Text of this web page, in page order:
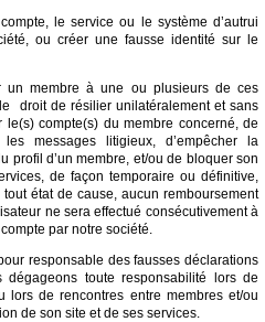
le service ou le système d’autrui
ou créer une fausse identité sur le
un membre à une ou plusieurs de ces
droit de résilier unilatéralement et sans
compte(s) du membre concerné, de
les messages litigieux, d’empêcher la
profil d’un membre, et/ou de bloquer son
de façon temporaire ou définitive,
état de cause, aucun remboursement
ne sera effectué consécutivement à
par notre société.
responsable des fausses déclarations
toute responsabilité lors de
lors de rencontres entre membres et/ou
de son site et de ses services.